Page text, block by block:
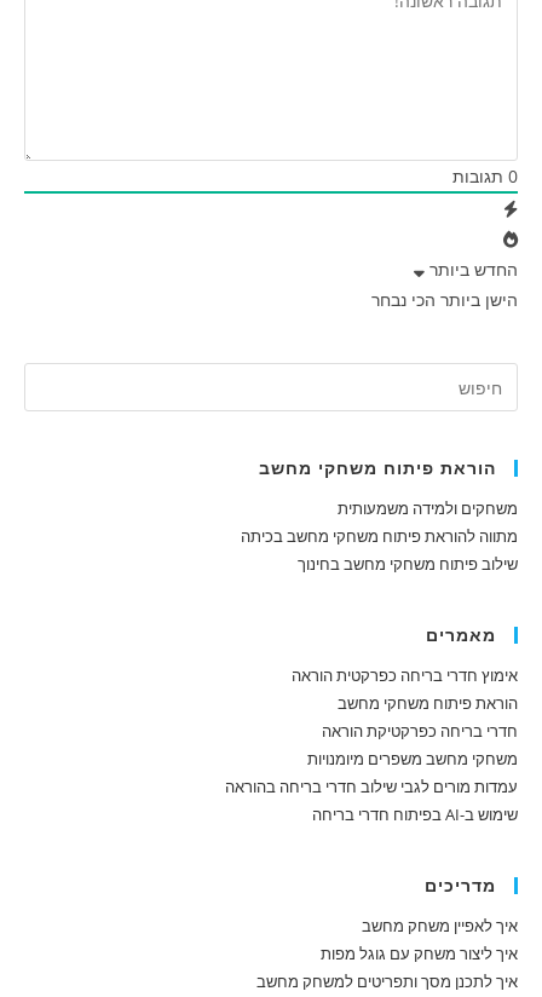
0 תגובות
החדש ביותר
הישן ביותר הכי נבחר
הוראת פיתוח משחקי מחשב
משחקים ולמידה משמעותית
מתווה להוראת פיתוח משחקי מחשב בכיתה
שילוב פיתוח משחקי מחשב בחינוך
מאמרים
אימוץ חדרי בריחה כפרקטית הוראה
הוראת פיתוח משחקי מחשב
חדרי בריחה כפרקטיקת הוראה
משחקי מחשב משפרים מיומנויות
עמדות מורים לגבי שילוב חדרי בריחה בהוראה
שימוש ב-AI בפיתוח חדרי בריחה
מדריכים
איך לאפיין משחק מחשב
איך ליצור משחק עם גוגל מפות
איך לתכנן מסך ותפריטים למשחק מחשב